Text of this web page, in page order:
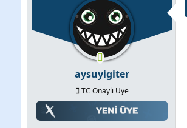
u
ş
n
g
ı
ç
t
aysuyigiter
TC Onaylı Üye